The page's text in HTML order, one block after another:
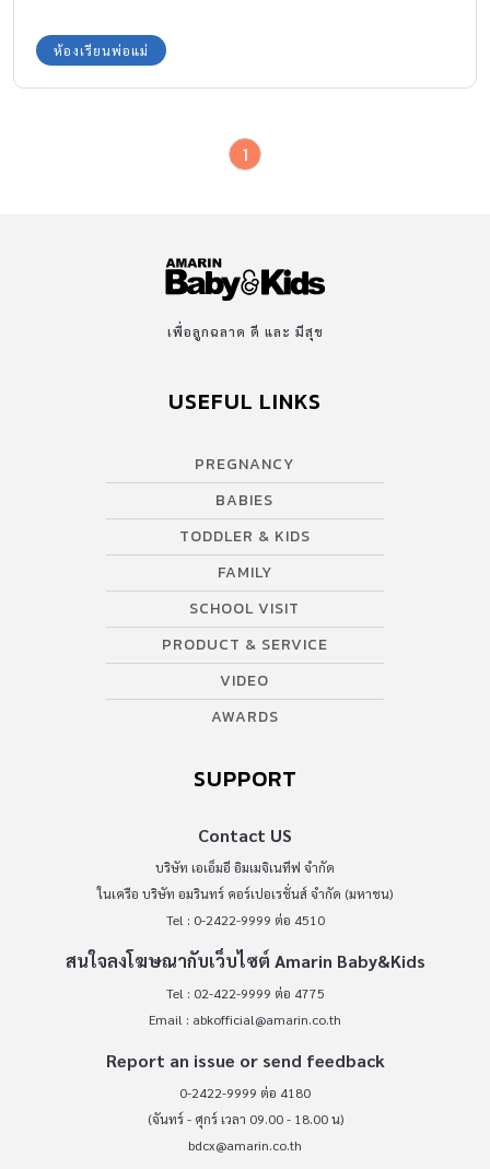
ห้องเรียนพ่อแม่
1
เพื่อลูกฉลาด ดี และ มีสุข
USEFUL LINKS
PREGNANCY
BABIES
TODDLER & KIDS
FAMILY
SCHOOL VISIT
PRODUCT & SERVICE
VIDEO
AWARDS
SUPPORT
Contact US
บริษัท เอเอ็มอี อิมเมจิเนทีฟ จำกัด
ในเครือ บริษัท อมรินทร์ คอร์เปอเรชั่นส์ จำกัด (มหาชน)
Tel : 0-2422-9999 ต่อ 4510
สนใจลงโฆษณากับเว็บไซต์ Amarin Baby&Kids
Tel : 02-422-9999 ต่อ 4775
Email : abkofficial@amarin.co.th
Report an issue or send feedback
0-2422-9999 ต่อ 4180
(จันทร์ - ศุกร์ เวลา 09.00 - 18.00 น)
bdcx@amarin.co.th